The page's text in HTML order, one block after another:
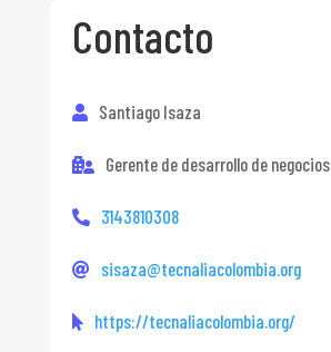
Contacto
Santiago Isaza
Gerente de desarrollo de negocios
3143810308
sisaza@tecnaliacolombia.org
https://tecnaliacolombia.org/